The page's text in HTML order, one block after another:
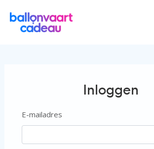
Inloggen
E-mailadres